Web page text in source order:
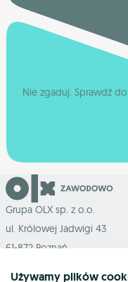
Nie zgaduj. Sprawdź
Grupa OLX sp. z o.o.
ul. Królowej Jadwigi 43
61-872 Poznań
Używamy plików